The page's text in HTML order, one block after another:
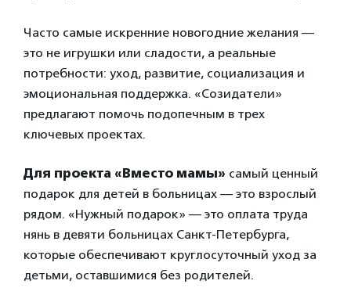
Часто самые искренние новогодние желания —
это не игрушки или сладости, а реальные
потребности: уход, развитие, социализация и
эмоциональная поддержка. «Созидатели»
предлагают помочь подопечным в трех
ключевых проектах.
Для проекта «Вместо мамы» самый ценный
подарок для детей в больницах — это взрослый
рядом. «Нужный подарок» — это оплата труда
нянь в девяти больницах Санкт-Петербурга,
которые обеспечивают круглосуточный уход за
детьми, оставшимися без родителей.